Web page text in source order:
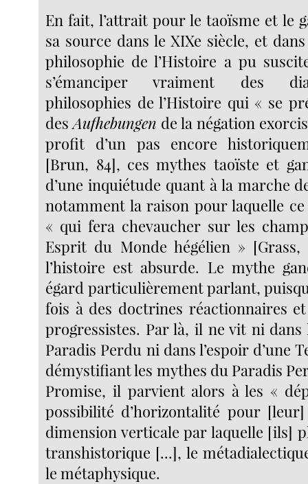
En fait, l’attrait pour le taoïsme et le
sa source dans le XIXe siècle, et
philosophie de l’Histoire a pu
s’émanciper vraiment des
philosophies de l’Histoire qui « se
desAufhebungen de la négation
profit d’un pas encore
[Brun, 84], ces mythes taoïste et
d’une inquiétude quant à la marche
notamment la raison pour laquelle ce
« qui fera chevaucher sur les
Esprit du Monde hégélien »
l’histoire est absurde. Le mythe
égard particulièrement parlant,
fois à des doctrines réactionnaires
progressistes. Par là, il ne vit ni dans
Paradis Perdu ni dans l’espoir d’une
démystifiant les mythes du Paradis
Promise, il parvient alors à les «
possibilité d’horizontalité pour
dimension verticale par laquelle [ils]
transhistorique [...], le
le métaphysique.